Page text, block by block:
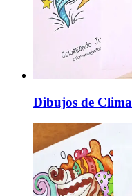
Dibujos de Clima